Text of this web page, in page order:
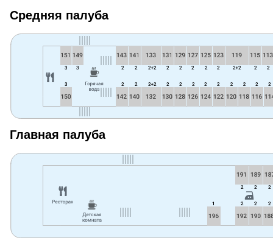
Средняя палуба
Главная палуба